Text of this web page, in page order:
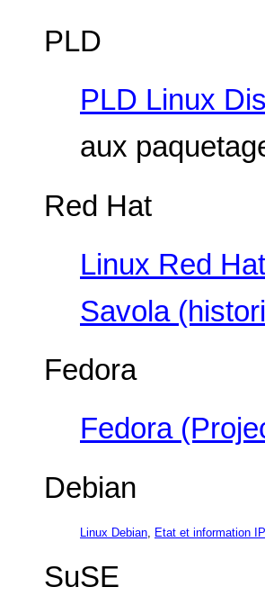
PLD
PLD Linux
aux
Red Hat
Linux Red Hat
Savola
Fedora
Fedora
Debian
Linux Debian, Etat et information
SuSE